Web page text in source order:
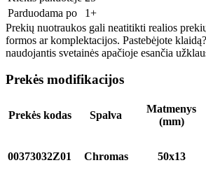
Parduodama po
1+
Prekių nuotraukos gali neatitikti realios
formos ar komplektacijos. Pastebėjote
naudojantis svetainės apačioje esančia
Prekės modifikacijos
Prekės kodas Spalva
Matmenys
(mm)
00373032Z01 Chromas 50x13